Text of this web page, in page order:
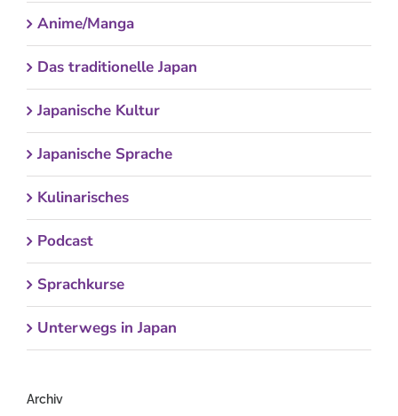
Anime/Manga
Das traditionelle Japan
Japanische Kultur
Japanische Sprache
Kulinarisches
Podcast
Sprachkurse
Unterwegs in Japan
Archiv